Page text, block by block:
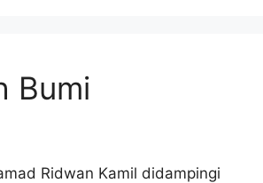
Bumi
Ridwan Kamil didampingi